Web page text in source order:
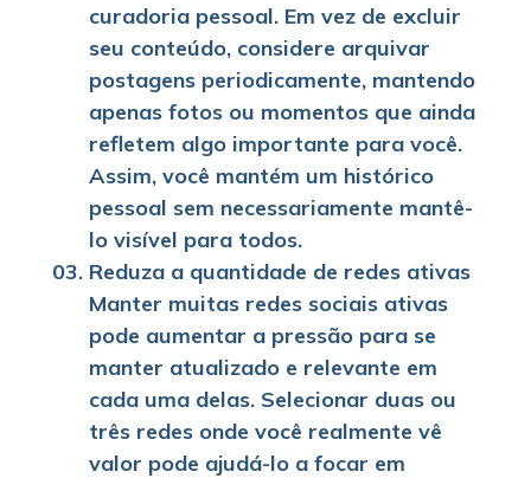
curadoria pessoal. Em vez de excluir
seu conteúdo, considere arquivar
postagens periodicamente, mantendo
apenas fotos ou momentos que ainda
refletem algo importante para você.
Assim, você mantém um histórico
pessoal sem necessariamente mantê-
lo visível para todos.
Reduza a quantidade de redes ativas
Manter muitas redes sociais ativas
pode aumentar a pressão para se
manter atualizado e relevante em
cada uma delas. Selecionar duas ou
três redes onde você realmente vê
valor pode ajudá-lo a focar em